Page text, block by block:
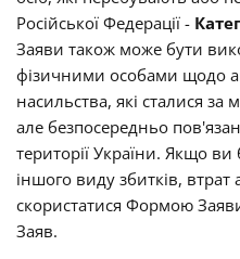
Російської Федерації -
Заяви також може бути
фізичними особами щодо
насильства, які сталися за
але безпосередньо
території України. Якщо
іншого виду збитків,
скористатися Формою Заяви
Заяв.